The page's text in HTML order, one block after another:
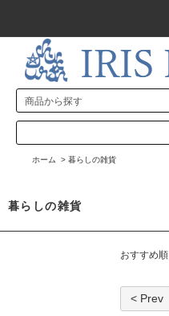
ホーム > 暮らしの雑貨
暮らしの雑貨
おすすめ順
< Prev